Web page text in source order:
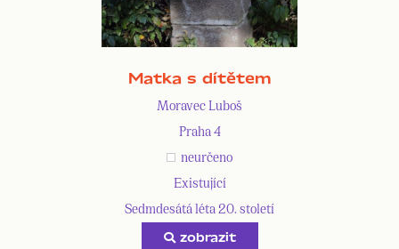
Matka s dítětem
Moravec Luboš
Praha 4
neurčeno
Existující
Sedmdesátá léta 20. století
zobrazit